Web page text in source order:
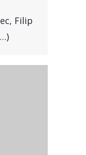
Filip